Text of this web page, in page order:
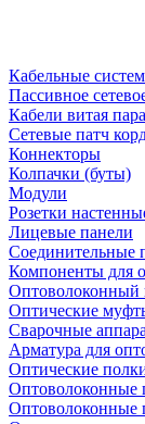
Кабельные
Пассивное
Кабели витая пара
Сетевые патч
Коннекторы
Колпачки (буты)
Модули
Розетки
Лицевые панели
Соединительные
Компоненты для
Оптоволоконный
Оптические
Сварочные
Арматура для
Оптические
Оптоволоконные
Оптоволоконные